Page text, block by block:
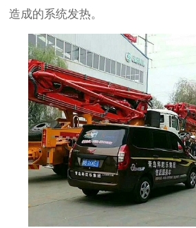
造成的系统发热。